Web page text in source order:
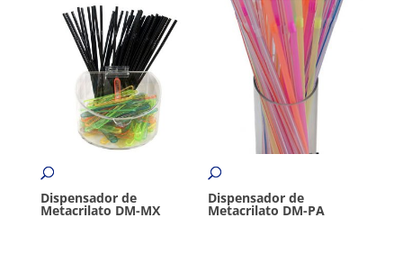
Dispensador de
Metacrilato DM-MX
Dispensador de
Metacrilato DM-PA